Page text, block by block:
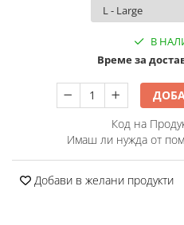
В
Времe за
Код на
Имаш ли нужда от
Добави в желани продукти